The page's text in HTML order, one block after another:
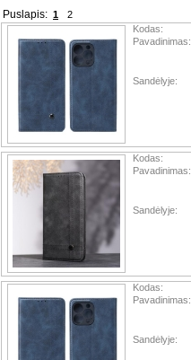
Puslapis: 1
2
Kodas:
Pavadinimas:
Sandėlyje:
Kodas:
Pavadinimas:
Sandėlyje:
Kodas:
Pavadinimas:
Sandėlyje: